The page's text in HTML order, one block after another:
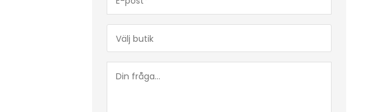
post*
(Obligatoriskt)
(Obligatoriskt)
fråga...